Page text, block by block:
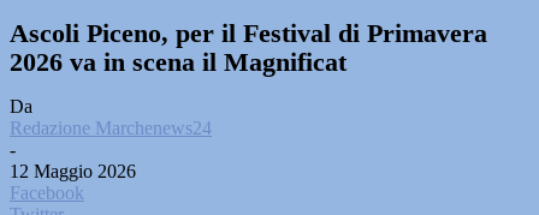
Ascoli Piceno, per il Festival di Primavera
2026 va in scena il Magnificat
Da
Redazione Marchenews24
-
12 Maggio 2026
Facebook